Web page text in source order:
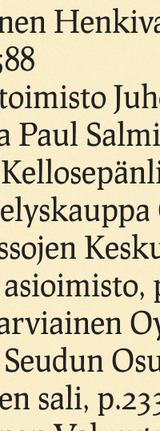
Paul
sali,